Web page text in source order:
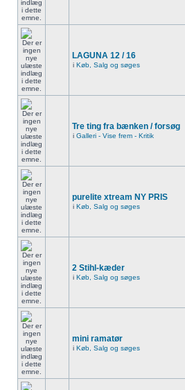
LAGUNA 12 / 16
i Køb, Salg og søges
Tre ting fra bænken / forsøg
i Galleri - Vise frem - Kritik
purelite xtream NY PRIS
i Køb, Salg og søges
2 Stihl-kæder
i Køb, Salg og søges
mini ramatør
i Køb, Salg og søges